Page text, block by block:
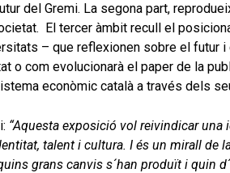
del Gremi. La segona part,
El tercer àmbit recull el
– que reflexionen sobre el futur
o com evolucionarà el paper de la
econòmic català a través dels
“Aquesta exposició vol reivindicar
talent i cultura. I és un mirall de
grans canvis s´han produït i quin